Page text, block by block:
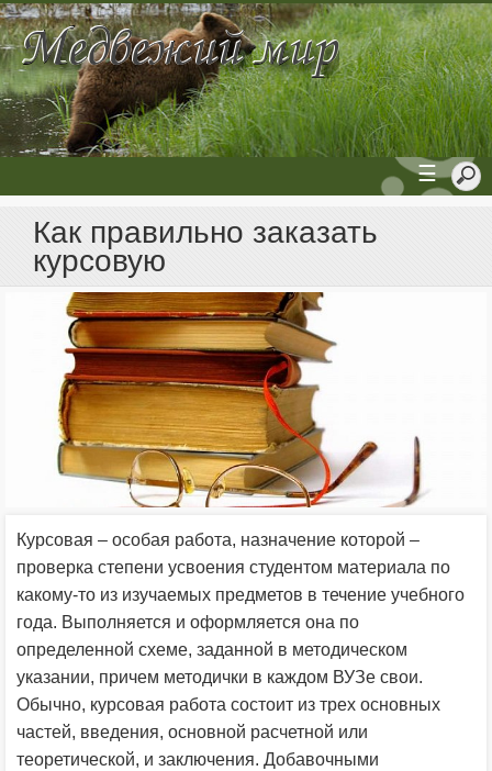
☰
Как правильно заказать
курсовую
Курсовая – особая работа, назначение которой –
проверка степени усвоения студентом материала по
какому-то из изучаемых предметов в течение учебного
года. Выполняется и оформляется она по
определенной схеме, заданной в методическом
указании, причем методички в каждом ВУЗе свои.
Обычно, курсовая работа состоит из трех основных
частей, введения, основной расчетной или
теоретической, и заключения. Добавочными